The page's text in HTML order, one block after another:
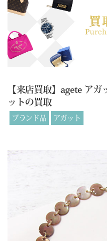
【来店買取】agete ア
ットの買取
ブランド品 アガット